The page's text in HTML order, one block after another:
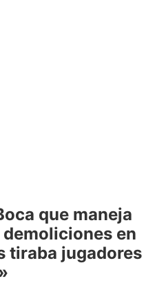
que maneja
en
tiraba jugadores